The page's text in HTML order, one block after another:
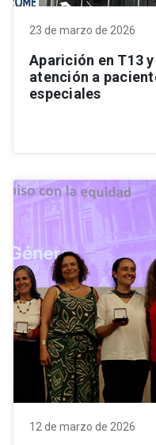
23 de marzo de 2026
Aparición en T13
atención a
especiales
12 de marzo de 2026